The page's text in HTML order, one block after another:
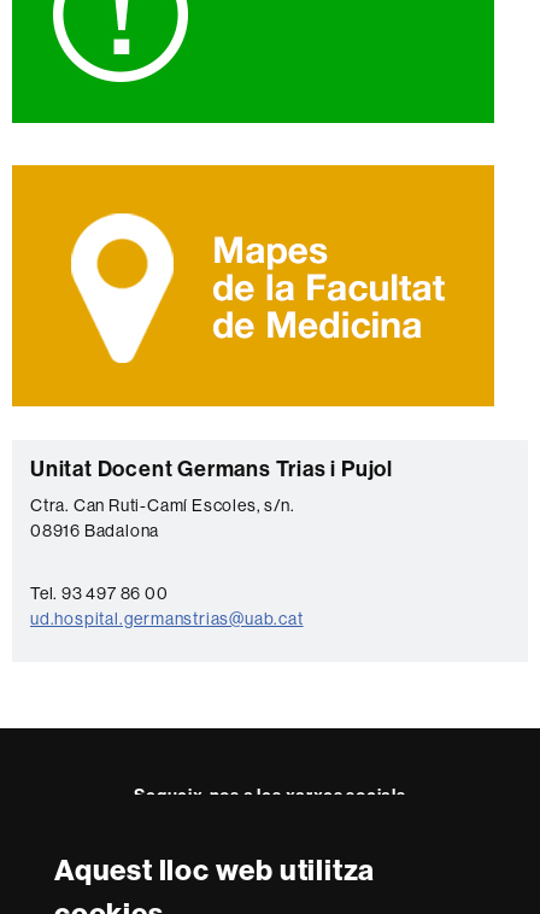
Aquest lloc web utilitza
C
o
n
t
a
e
Unitat Docent Germans Trias i Pujol
Ctra. Can Ruti-Camí Escoles, s/n.
08916 Badalona
Tel. 93 497 86 00
ud.hospital.germanstrias@uab.cat
Segueix-nos a les xarxes socials
Reconeixement internacional de l'excel·lència